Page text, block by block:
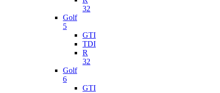
32
Golf
5
GTI
TDI
R
32
Golf
6
GTI